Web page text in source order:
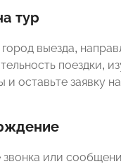
тур
выезда,
поездки,
и оставьте заявку
или